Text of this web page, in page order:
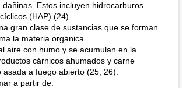
Salsa de salchicha picante
dañinas. Estos incluyen hidrocarburos
(HAP) (24).
gran clase de sustancias que se forman
la materia orgánica.
aire con humo y se acumulan en la
cárnicos ahumados y carne
a fuego abierto (25, 26).
a partir de: